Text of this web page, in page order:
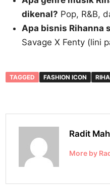
dikenal? Pop, R&B,
Apa bisnis Rihanna
Savage X Fenty (lini
TAGGED FASHION ICON
Radit
More by